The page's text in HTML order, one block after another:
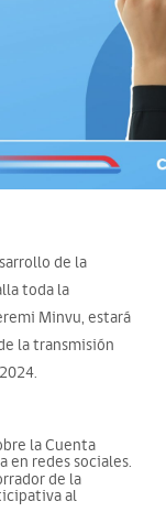
de la
toda la
Minvu, estará
la transmisión
la Cuenta
en redes sociales.
de la
al